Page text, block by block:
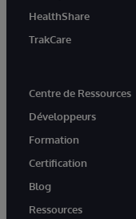
HealthShare
TrakCare
Centre de Ressources
Développeurs
Formation
Certification
Blog
Ressources